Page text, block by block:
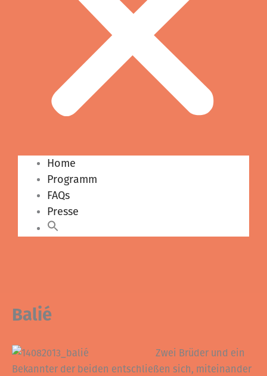
Home
Programm
FAQs
Presse
Balié
Zwei Brüder und ein
Bekannter der beiden entschließen sich, miteinander